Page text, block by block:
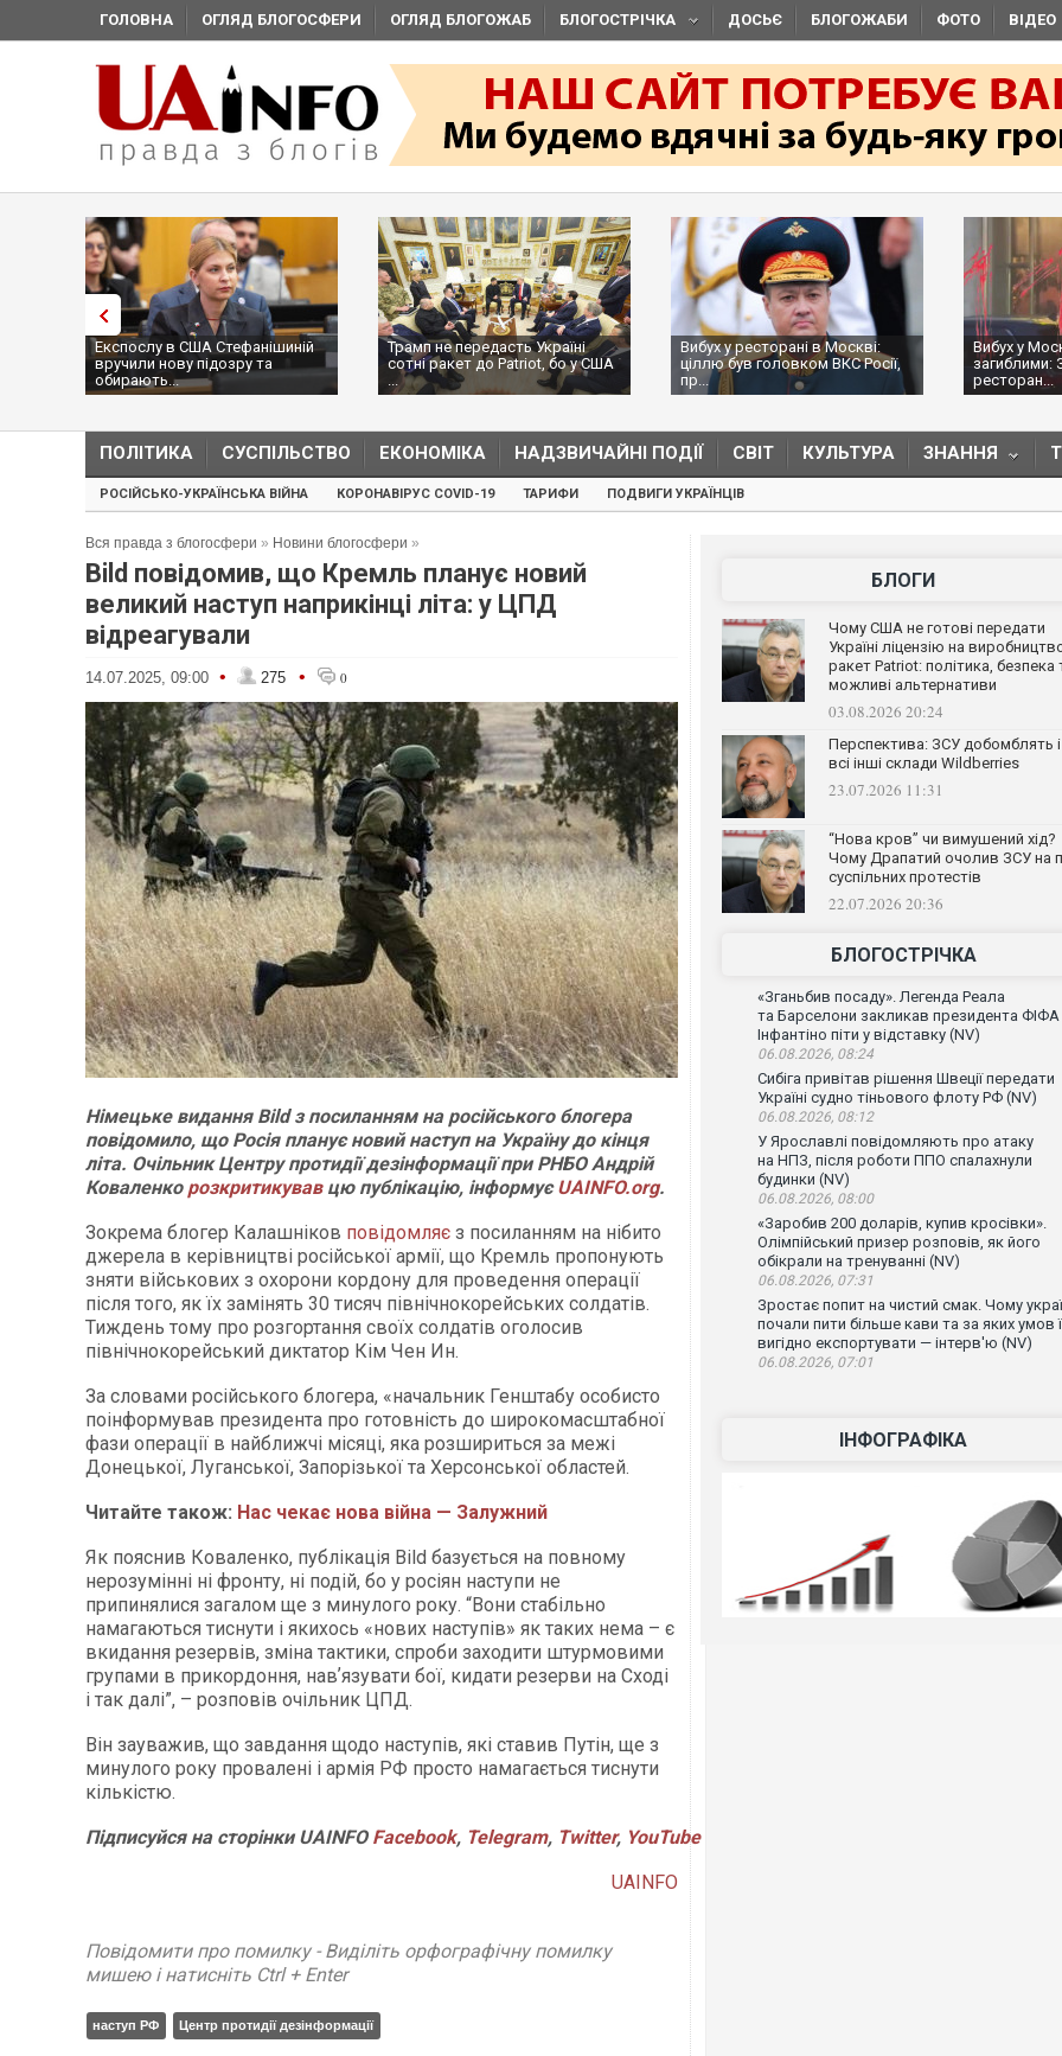
ГОЛОВНА ОГЛЯД БЛОГОСФЕРИ ОГЛЯД БЛОГОЖАБ БЛОГОСТРІЧКА ДОСЬЄ БЛОГОЖАБИ ФОТО ВІДЕО
Експослу в США Стефанішиній
вручили нову підозру та
обирають...
Трамп не передасть Україні
сотні ракет до Patriot, бо у США
...
Вибух у ресторані в Москві:
ціллю був головком ВКС Росії,
пр...
Вибух у
загиблими:
ресторан...
ПОЛІТИКА СУСПІЛЬСТВО ЕКОНОМІКА НАДЗВИЧАЙНІ ПОДІЇ СВІТ КУЛЬТУРА ЗНАННЯ
РОСІЙСЬКО-УКРАЇНСЬКА ВІЙНА КОРОНАВІРУС COVID-19 ТАРИФИ ПОДВИГИ УКРАЇНЦІВ
Вся правда з блогосфери » Новини блогосфери »
Bild повідомив, що Кремль планує новий
великий наступ наприкінці літа: у ЦПД
відреагували
14.07.2025, 09:00 • 275 • 0
Німецьке видання Bild з посиланням на російського блогера
повідомило, що Росія планує новий наступ на Україну до кінця
літа. Очільник Центру протидії дезінформації при РНБО Андрій
Коваленко розкритикувавцю публікацію, інформуєUAINFO.org.
Зокрема блогер Калашніков повідомляє з посиланням на нібито
джерела в керівництві російської армії, що Кремль пропонують
зняти військових з охорони кордону для проведення операції
після того, як їх замінять 30 тисяч північнокорейських солдатів.
Тиждень тому про розгортання своїх солдатів оголосив
північнокорейський диктатор Кім Чен Ин.
За словами російського блогера, «начальник Генштабу особисто
поінформував президента про готовність до широкомасштабної
фази операції в найближчі місяці, яка розшириться за межі
Донецької, Луганської, Запорізької та Херсонської областей.
Читайте також: Нас чекає нова війна — Залужний
Як пояснив Коваленко, публікація Bild базується на повному
нерозумінні ні фронту, ні подій, бо у росіян наступи не
припинялися загалом ще з минулого року. “Вони стабільно
намагаються тиснути і якихось «нових наступів» як таких нема – є
вкидання резервів, зміна тактики, спроби заходити штурмовими
групами в прикордоння, навʼязувати бої, кидати резерви на Сході
і так далі”, – розповів очільник ЦПД.
Він зауважив, що завдання щодо наступів, які ставив Путін, ще з
минулого року провалені і армія РФ просто намагається тиснути
кількістю.
ПідписуйсянасторінкиUAINFO Facebook, Telegram, Twitter, YouTube
UAINFO
Повідомити про помилку - Виділіть орфографічну помилку
мишею і натисніть Ctrl + Enter
наступ РФ Центр протидії дезінформації
БЛОГИ
Чому США не готові передати
Україні ліцензію на
ракет Patriot: політика, безпека
можливі альтернативи
03.08.2026 20:24
Перспектива: ЗСУ добомблять і
всі інші склади Wildberries
23.07.2026 11:31
“Нова кров” чи вимушений хід?
Чому Драпатий очолив ЗСУ на
суспільних протестів
22.07.2026 20:36
БЛОГОСТРІЧКА
«Зганьбив посаду». Легенда Реала
та Барселони закликав президента ФІФА
Інфантіно піти у відставку (NV)
06.08.2026, 08:24
Сибіга привітав рішення Швеції передати
Україні судно тіньового флоту РФ (NV)
06.08.2026, 08:12
У Ярославлі повідомляють про атаку
на НПЗ, після роботи ППО спалахнули
будинки (NV)
06.08.2026, 08:00
«Заробив 200 доларів, купив кросівки».
Олімпійський призер розповів, як його
обікрали на тренуванні (NV)
06.08.2026, 07:31
Зростає попит на чистий смак. Чому
почали пити більше кави та за яких умов
вигідно експортувати — інтерв'ю (NV)
06.08.2026, 07:01
ІНФОГРАФІКА